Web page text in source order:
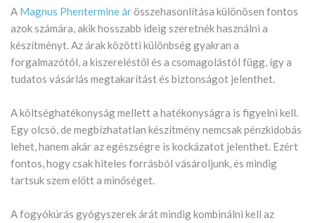
A Magnus Phentermine árösszehasonlítása különösen fontos
azok számára, akik hosszabb ideig szeretnék használni a
készítményt. Az árak közötti különbség gyakran a
forgalmazótól, a kiszereléstől és a csomagolástól függ, így a
tudatos vásárlás megtakarítást és biztonságot jelenthet.
A költséghatékonyság mellett a hatékonyságra is figyelni kell.
Egy olcsó, de megbízhatatlan készítmény nemcsak pénzkidobás
lehet, hanem akár az egészségre is kockázatot jelenthet. Ezért
fontos, hogy csak hiteles forrásból vásároljunk, és mindig
tartsuk szem előtt a minőséget.
A fogyókúrás gyógyszerek árát mindig kombinálni kell az